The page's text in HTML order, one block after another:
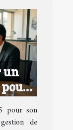
un
pour
?
pour son
de